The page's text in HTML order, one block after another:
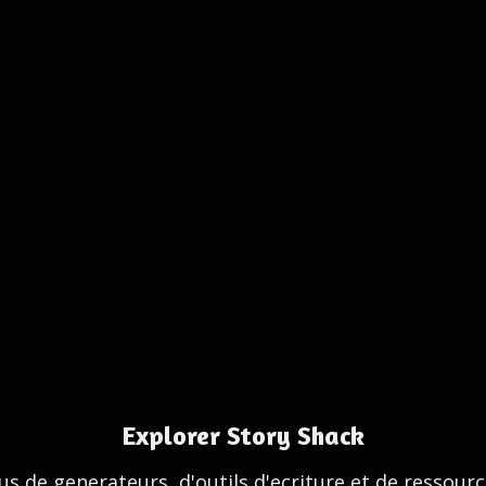
Explorer Story Shack